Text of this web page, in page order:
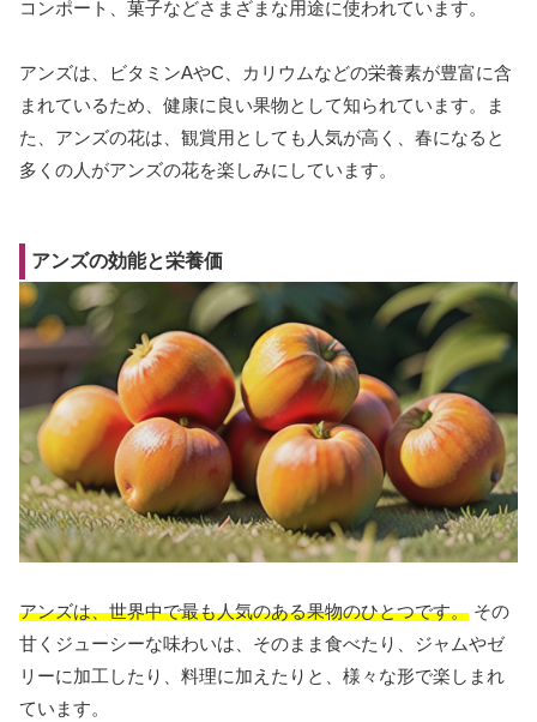
コンポート、菓子などさまざまな用途に使われています。
アンズは、ビタミンAやC、カリウムなどの栄養素が豊富に含
まれているため、健康に良い果物として知られています。ま
た、アンズの花は、観賞用としても人気が高く、春になると
多くの人がアンズの花を楽しみにしています。
アンズの効能と栄養価
アンズは、世界中で最も人気のある果物のひとつです。 その
甘くジューシーな味わいは、そのまま食べたり、ジャムやゼ
リーに加工したり、料理に加えたりと、様々な形で楽しまれ
ています。